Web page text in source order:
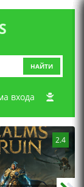
НАЙТИ
входа
2.4